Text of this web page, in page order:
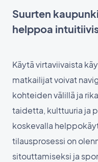
Suurten
helppoa
Käytä virtaviivaista
matkailijat voivat
kohteiden välillä ja
taidetta, kulttuuria ja
koskevalla
tilausprosessi on
sitouttamiseksi ja